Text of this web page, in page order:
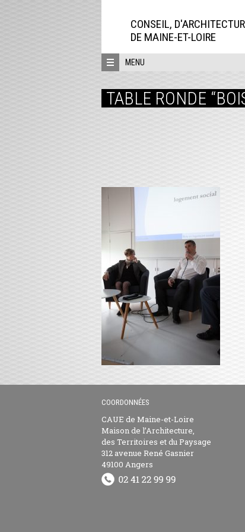
CONSEIL,
DE MAINE-ET-LOIRE
MENU
TABLE RONDE
COORDONNÉES
CAUE de Maine-et-Loire
Maison de l’Architecture,
des Territoires et du Paysage
312 avenue René Gasnier
49100 Angers